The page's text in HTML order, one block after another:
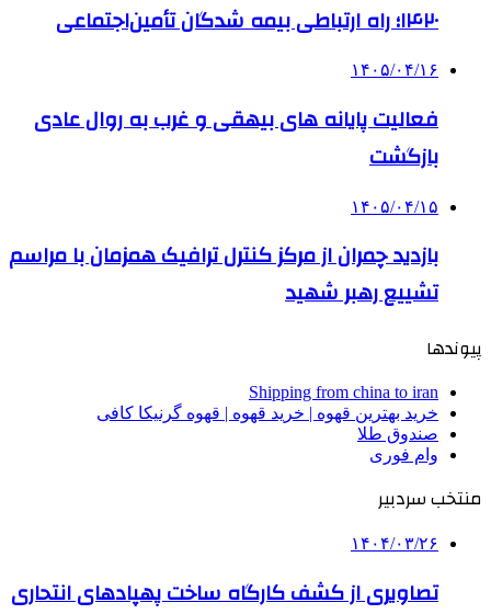
۱۴۲۰؛ راه ارتباطی بیمه شدگان تأمین‌اجتماعی
۱۴۰۵/۰۴/۱۶
فعالیت پایانه های بیهقی و غرب به روال عادی
بازگشت
۱۴۰۵/۰۴/۱۵
بازدید چمران از مرکز کنترل ترافیک همزمان با مراسم
تشییع رهبر شهید
پیوندها
Shipping from china to iran
خرید بهترین قهوه | خرید قهوه | قهوه گرنیکا کافی
صندوق طلا
وام فوری
منتخب سردبیر
۱۴۰۴/۰۳/۲۶
تصاویری از کشف کارگاه ساخت پهپادهای انتحاری